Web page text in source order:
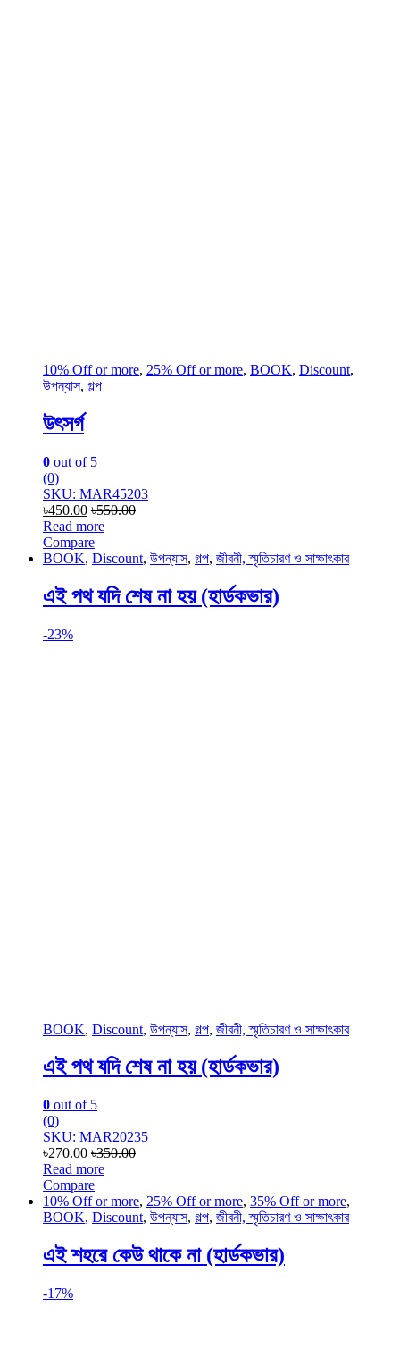
10% Off or more, 25% Off or more, BOOK, Discount,
উপন্যাস, গল্প
উৎসর্গ
0 out of 5
(0)
SKU: MAR45203
৳450.00 ৳550.00
Read more
Compare
BOOK, Discount, উপন্যাস, গল্প, জীবনী, স্মৃতিচারণ ও সাক্ষাৎকার
এই পথ যদি শেষ না হয় (হার্ডকভার)
-23%
BOOK, Discount, উপন্যাস, গল্প, জীবনী, স্মৃতিচারণ ও সাক্ষাৎকার
এই পথ যদি শেষ না হয় (হার্ডকভার)
0 out of 5
(0)
SKU: MAR20235
৳270.00 ৳350.00
Read more
Compare
10% Off or more, 25% Off or more, 35% Off or more,
BOOK, Discount, উপন্যাস, গল্প, জীবনী, স্মৃতিচারণ ও সাক্ষাৎকার
এই শহরে কেউ থাকে না (হার্ডকভার)
-17%